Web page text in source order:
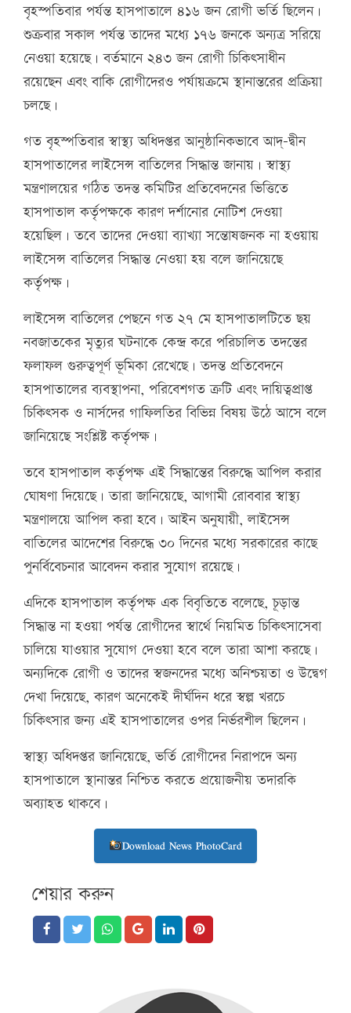
বৃহস্পতিবার পর্যন্ত হাসপাতালে ৪১৬ জন রোগী ভর্তি ছিলেন।
শুক্রবার সকাল পর্যন্ত তাদের মধ্যে ১৭৬ জনকে অন্যত্র সরিয়ে
নেওয়া হয়েছে। বর্তমানে ২৪৩ জন রোগী চিকিৎসাধীন
রয়েছেন এবং বাকি রোগীদেরও পর্যায়ক্রমে স্থানান্তরের প্রক্রিয়া
চলছে।
গত বৃহস্পতিবার স্বাস্থ্য অধিদপ্তর আনুষ্ঠানিকভাবে আদ্-দ্বীন
হাসপাতালের লাইসেন্স বাতিলের সিদ্ধান্ত জানায়। স্বাস্থ্য
মন্ত্রণালয়ের গঠিত তদন্ত কমিটির প্রতিবেদনের ভিত্তিতে
হাসপাতাল কর্তৃপক্ষকে কারণ দর্শানোর নোটিশ দেওয়া
হয়েছিল। তবে তাদের দেওয়া ব্যাখ্যা সন্তোষজনক না হওয়ায়
লাইসেন্স বাতিলের সিদ্ধান্ত নেওয়া হয় বলে জানিয়েছে
কর্তৃপক্ষ।
লাইসেন্স বাতিলের পেছনে গত ২৭ মে হাসপাতালটিতে ছয়
নবজাতকের মৃত্যুর ঘটনাকে কেন্দ্র করে পরিচালিত তদন্তের
ফলাফল গুরুত্বপূর্ণ ভূমিকা রেখেছে। তদন্ত প্রতিবেদনে
হাসপাতালের ব্যবস্থাপনা, পরিবেশগত ত্রুটি এবং দায়িত্বপ্রাপ্ত
চিকিৎসক ও নার্সদের গাফিলতির বিভিন্ন বিষয় উঠে আসে বলে
জানিয়েছে সংশ্লিষ্ট কর্তৃপক্ষ।
তবে হাসপাতাল কর্তৃপক্ষ এই সিদ্ধান্তের বিরুদ্ধে আপিল করার
ঘোষণা দিয়েছে। তারা জানিয়েছে, আগামী রোববার স্বাস্থ্য
মন্ত্রণালয়ে আপিল করা হবে। আইন অনুযায়ী, লাইসেন্স
বাতিলের আদেশের বিরুদ্ধে ৩০ দিনের মধ্যে সরকারের কাছে
পুনর্বিবেচনার আবেদন করার সুযোগ রয়েছে।
এদিকে হাসপাতাল কর্তৃপক্ষ এক বিবৃতিতে বলেছে, চূড়ান্ত
সিদ্ধান্ত না হওয়া পর্যন্ত রোগীদের স্বার্থে নিয়মিত চিকিৎসাসেবা
চালিয়ে যাওয়ার সুযোগ দেওয়া হবে বলে তারা আশা করছে।
অন্যদিকে রোগী ও তাদের স্বজনদের মধ্যে অনিশ্চয়তা ও উদ্বেগ
দেখা দিয়েছে, কারণ অনেকেই দীর্ঘদিন ধরে স্বল্প খরচে
চিকিৎসার জন্য এই হাসপাতালের ওপর নির্ভরশীল ছিলেন।
স্বাস্থ্য অধিদপ্তর জানিয়েছে, ভর্তি রোগীদের নিরাপদে অন্য
হাসপাতালে স্থানান্তর নিশ্চিত করতে প্রয়োজনীয় তদারকি
অব্যাহত থাকবে।
Download News PhotoCard
শেয়ার করুন